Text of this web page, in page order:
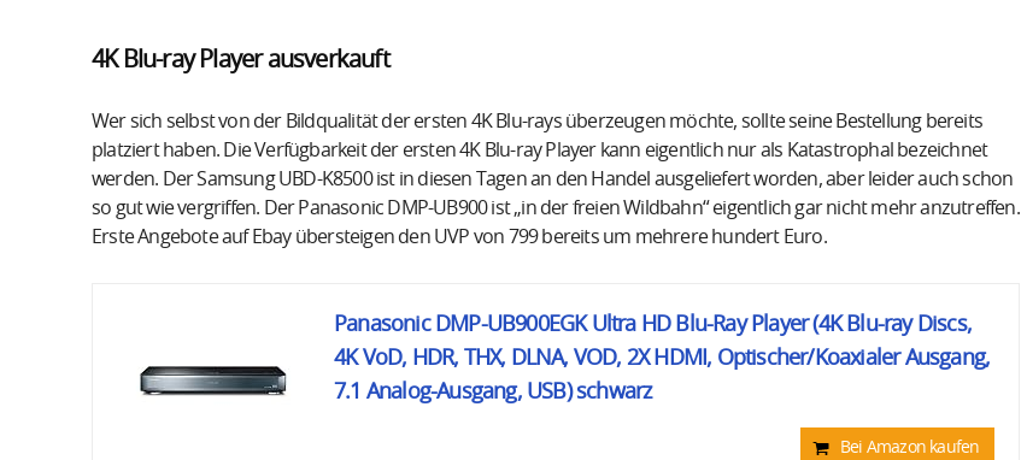
4K Blu-ray Player ausverkauft
Wer sich selbst von der Bildqualität der ersten 4K Blu-rays überzeugen möchte, sollte seine Bestellung bereits
platziert haben. Die Verfügbarkeit der ersten 4K Blu-ray Player kann eigentlich nur als Katastrophal bezeichnet
werden. Der Samsung UBD-K8500 ist in diesen Tagen an den Handel ausgeliefert worden, aber leider auch schon
so gut wie vergriffen. Der Panasonic DMP-UB900 ist „in der freien Wildbahn“ eigentlich gar nicht mehr anzutreffen.
Erste Angebote auf Ebay übersteigen den UVP von 799 bereits um mehrere hundert Euro.
Panasonic DMP-UB900EGK Ultra HD Blu-Ray Player (4K Blu-ray Discs,
4K VoD, HDR, THX, DLNA, VOD, 2X HDMI, Optischer/Koaxialer Ausgang,
7.1 Analog-Ausgang, USB) schwarz
Bei Amazon kaufen